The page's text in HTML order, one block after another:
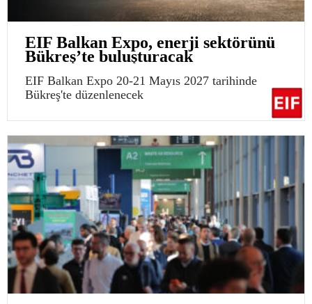
EIF Balkan Expo, enerji sektörünü
Bükreş’te buluşturacak
EIF Balkan Expo 20-21 Mayıs 2027 tarihinde
Bükreş'te düzenlenecek